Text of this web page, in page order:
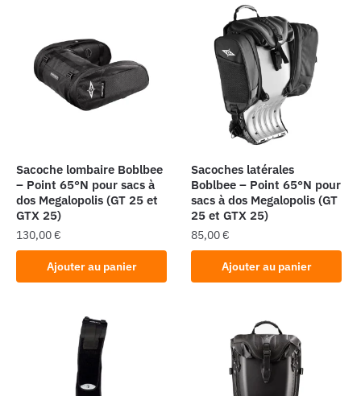
Sacoche lombaire Boblbee
– Point 65°N pour sacs à
dos Megalopolis (GT 25 et
GTX 25)
130,00€
Ajouter au panier
Sacoches latérales
Boblbee – Point 65°N pour
sacs à dos Megalopolis (GT
25 et GTX 25)
85,00€
Ajouter au panier